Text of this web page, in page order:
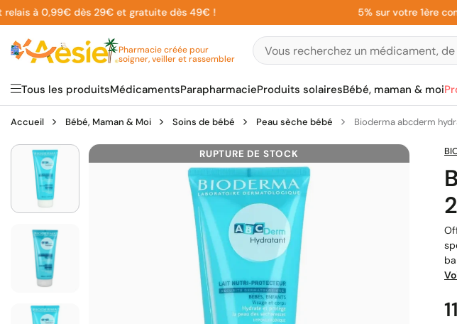
Aller
au
contenu
à 0,99€ dès 29€ et gratuite dès 49€ ! 5% sur votre 1ère
Pharmacie créée pour
soigner, veiller et rassembler
Tous les produitsMédicamentsParapharmacieProduits solairesBébé, maman & moi
Accueil Bébé, Maman & Moi Soins de bébé Peau sèche bébé Bioderma abcderm
RUPTURE DE STOCK